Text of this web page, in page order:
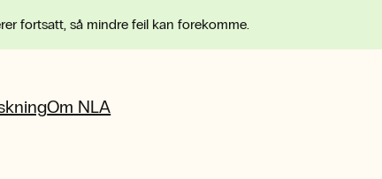
fortsatt, så mindre feil kan forekomme.
Om NLA